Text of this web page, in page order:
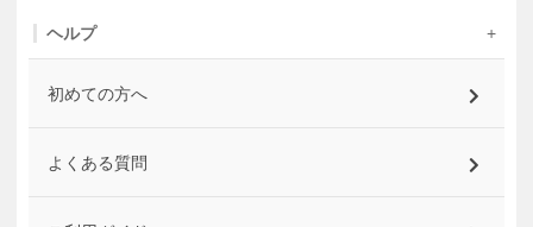
ヘルプ
初めての方へ
よくある質問